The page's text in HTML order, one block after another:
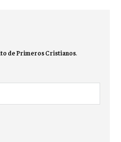
de Primeros Cristianos.